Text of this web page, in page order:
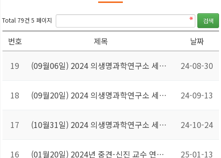
Total 79건 5 페이지
번호 제목 날짜
19 (09월06일) 2024 의생명과학연구소 세미나 24-08-30
18 (09월20일) 2024 의생명과학연구소 세미나 24-09-13
17 (10월31일) 2024 의생명과학연구소 세미나 24-10-24
16 (01월20일) 2024년 중견-신진 교수 연구회 25-01-13